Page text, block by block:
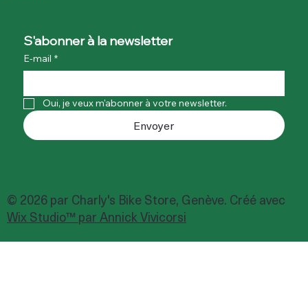
S'abonner à la newsletter
E-mail *
Oui, je veux m'abonner à votre newsletter.
Envoyer
© 2026 par Charly's Bike Store, Genève. Créé avec
Wix Studio™ par Annick Vivicorsi